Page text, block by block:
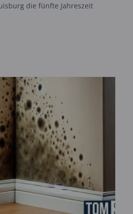
die fünfte Jahreszeit